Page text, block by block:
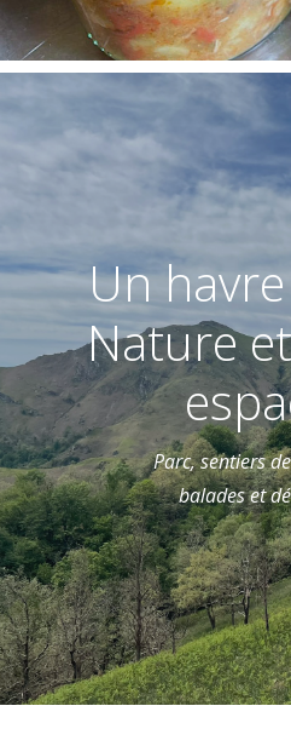
Un
Nature
Parc, sentiers
balades et